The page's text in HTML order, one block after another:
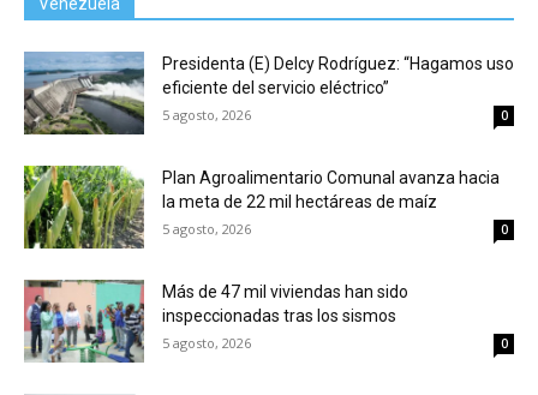
Presidenta (E) Delcy Rodríguez: “Hagamos uso
eficiente del servicio eléctrico”
5 agosto, 2026 0
Plan Agroalimentario Comunal avanza hacia
la meta de 22 mil hectáreas de maíz
5 agosto, 2026 0
Más de 47 mil viviendas han sido
inspeccionadas tras los sismos
5 agosto, 2026 0